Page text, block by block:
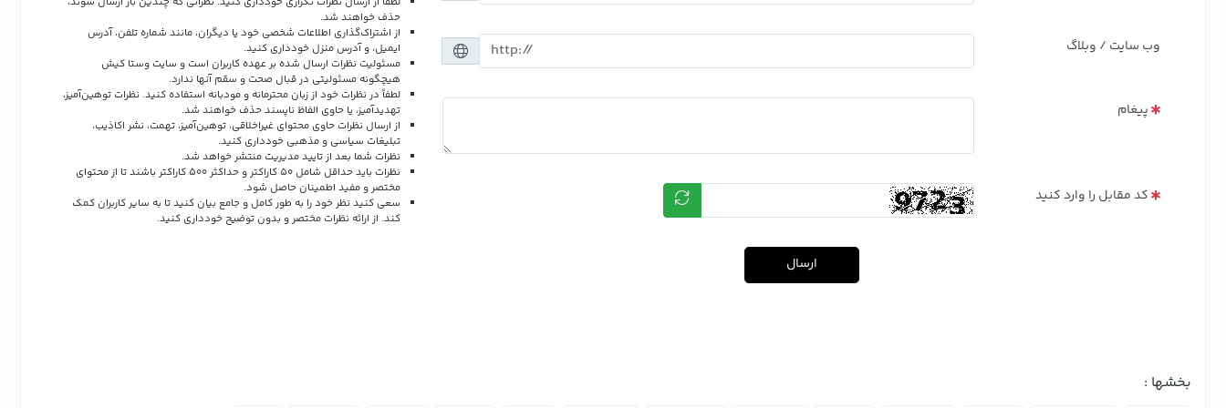
وب سایت / وبلاگ
پیغام
کد مقابل را وارد کنید
ارسال
حذف خواهند شد.
از اشتراک‌گذاری اطلاعات شخصی خود یا دیگران، مانند شماره تلفن، آدرس
ایمیل، و آدرس منزل خودداری کنید.
مسئولیت نظرات ارسال شده بر عهده کاربران است و سایت وستا کیش
هیچگونه مسئولیتی در قبال صحت و سقم آنها ندارد.
لطفاً در نظرات خود از زبان محترمانه و مودبانه استفاده کنید. نظرات توهین‌آمیز،
تهدیدآمیز، یا حاوی الفاظ ناپسند حذف خواهند شد.
از ارسال نظرات حاوی محتوای غیراخلاقی، توهین‌آمیز، تهمت، نشر اکاذیب،
تبلیغات سیاسی و مذهبی خودداری کنید.
نظرات شما بعد از تایید مدیریت منتشر خواهد شد.
نظرات باید حداقل شامل 50 کاراکتر و حداکثر 500 کاراکتر باشند تا از محتوای
مختصر و مفید اطمینان حاصل شود.
سعی کنید نظر خود را به طور کامل و جامع بیان کنید تا به سایر کاربران کمک
کند. از ارائه نظرات مختصر و بدون توضیح خودداری کنید.
بخشها :